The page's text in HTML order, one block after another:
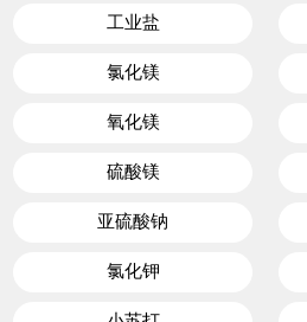
工业盐
氯化镁
氧化镁
硫酸镁
亚硫酸钠
氯化钾